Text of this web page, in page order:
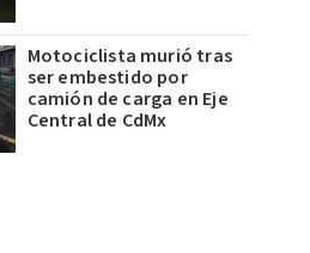
Motociclista murió tras
ser embestido por
camión de carga en Eje
Central de CdMx